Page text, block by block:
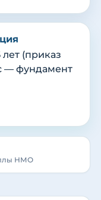
(приказ
— фундамент
НМО